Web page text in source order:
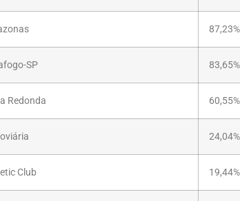
87,23%
SP 83,65%
Redonda 60,55%
24,04%
Club 19,44%